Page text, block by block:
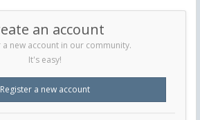
an account
a new account in our community.
It's easy!
Register a new account